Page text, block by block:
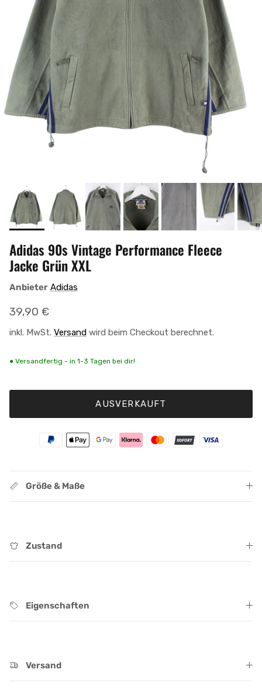
Adidas 90s Vintage Performance Fleece
Jacke Grün XXL
Anbieter Adidas
Normaler Preis
39,90 €
inkl. MwSt. Versand wird beim Checkout berechnet.
● Versandfertig - in 1-3 Tagen bei dir!
AUSVERKAUFT
Größe & Maße
Zustand
Eigenschaften
Versand